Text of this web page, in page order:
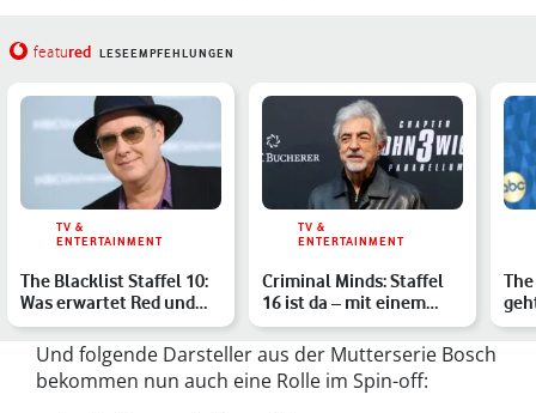
featured LESEEMPFEHLUNGEN
TV &
ENTERTAINMENT
The Blacklist Staffel 10:
Was erwartet Red und
die Task Force?
TV &
ENTERTAINMENT
Criminal Minds: Staffel
16 ist da – mit einem
neuen Konzept
Und folgende Darsteller aus der Mutterserie Bosch
bekommen nun auch eine Rolle im Spin-off: